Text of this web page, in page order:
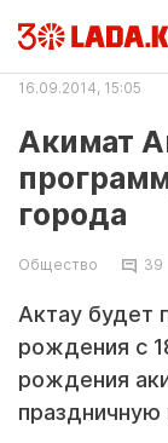
16.09.2014, 15:05
Акимат
города
Общество 39
Актау будет
рождения с
рождения
праздничную